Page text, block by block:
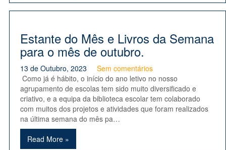
Estante do Mês e Livros da Semana
para o mês de outubro.
13 de Outubro, 2023
Sem comentários
Como já é hábito, o início do ano letivo no nosso
agrupamento de escolas tem sido muito diversificado e
criativo, e a equipa da biblioteca escolar tem colaborado
com muitos dos projetos e atividades que foram realizados
na última semana do mês pa…
Read More »